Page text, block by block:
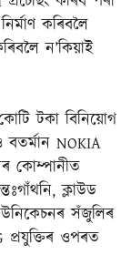
কৰিবলৈ
ন’কিয়াই
টকা বিনিয়োগ
NOKIA
কোম্পানীত
ক্লাউড
সঁজুলিৰ
প্ৰযুক্তিৰ ওপৰত